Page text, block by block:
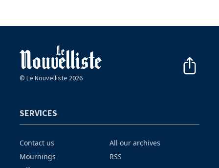
© Le Nouvelliste 2026
SERVICES
Contact us
Mournings
All our archives
RSS